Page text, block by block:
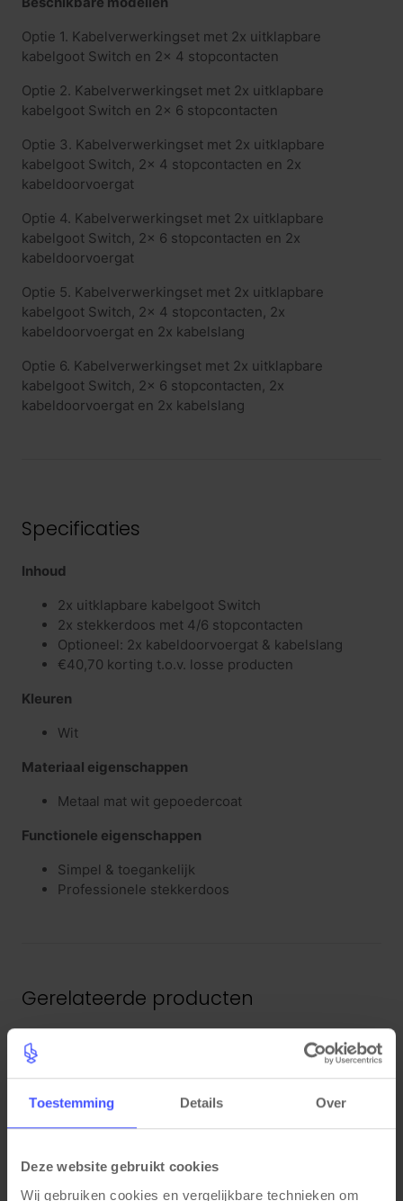
Toestemming Details Over
Deze website gebruikt cookies
Wij gebruiken cookies en vergelijkbare technieken om
Optie 1. Kabelverwerkingset met 2x uitklapbare
kabelgoot Switch en 2x 4 stopcontacten
Optie 2. Kabelverwerkingset met 2x uitklapbare
kabelgoot Switch en 2x 6 stopcontacten
Optie 3. Kabelverwerkingset met 2x uitklapbare
kabelgoot Switch, 2x 4 stopcontacten en 2x
kabeldoorvoergat
Optie 4. Kabelverwerkingset met 2x uitklapbare
kabelgoot Switch, 2x 6 stopcontacten en 2x
kabeldoorvoergat
Optie 5. Kabelverwerkingset met 2x uitklapbare
kabelgoot Switch, 2x 4 stopcontacten, 2x
kabeldoorvoergat en 2x kabelslang
Optie 6. Kabelverwerkingset met 2x uitklapbare
kabelgoot Switch, 2x 6 stopcontacten, 2x
kabeldoorvoergat en 2x kabelslang
Specificaties
Inhoud
2x uitklapbare kabelgoot Switch
2x stekkerdoos met 4/6 stopcontacten
Optioneel: 2x kabeldoorvoergat & kabelslang
€40,70 korting t.o.v. losse producten
Kleuren
Wit
Materiaal eigenschappen
Metaal mat wit gepoedercoat
Functionele eigenschappen
Simpel & toegankelijk
Professionele stekkerdoos
Gerelateerde producten